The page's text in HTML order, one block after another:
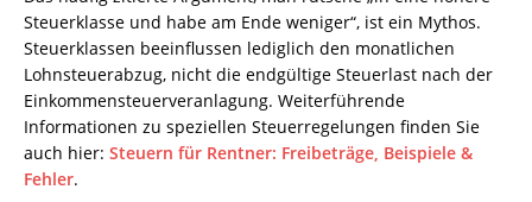
Steuerklasse und habe am Ende weniger“, ist ein Mythos.
Steuerklassen beeinflussen lediglich den monatlichen
Lohnsteuerabzug, nicht die endgültige Steuerlast nach der
Einkommensteuerveranlagung. Weiterführende
Informationen zu speziellen Steuerregelungen finden Sie
auch hier: Steuern für Rentner: Freibeträge, Beispiele &
Fehler.